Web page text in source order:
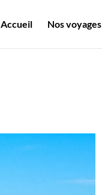
Accueil Nos voyages